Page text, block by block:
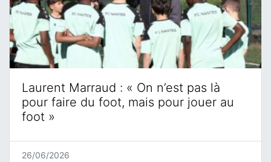
Laurent Marraud : « On n’est pas là
pour faire du foot, mais pour jouer au
foot »
26/06/2026